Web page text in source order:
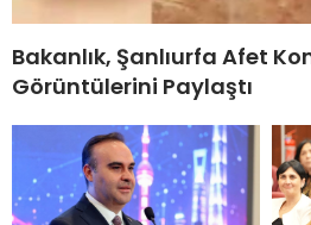
Bakanlık, Şanlıurfa Afet
Görüntülerini Paylaştı